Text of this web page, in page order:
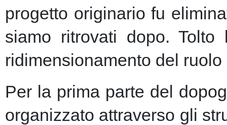
progetto originario fu
siamo ritrovati dopo.
ridimensionamento del
Per la prima parte del
organizzato attraverso gli